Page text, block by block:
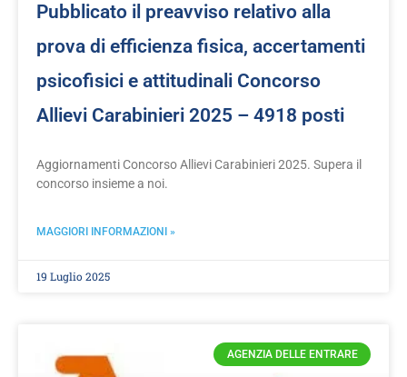
Pubblicato il preavviso relativo alla
prova di efficienza fisica, accertamenti
psicofisici e attitudinali Concorso
Allievi Carabinieri 2025 – 4918 posti
Aggiornamenti Concorso Allievi Carabinieri 2025. Supera il
concorso insieme a noi.
MAGGIORI INFORMAZIONI »
19 Luglio 2025
AGENZIA DELLE ENTRARE